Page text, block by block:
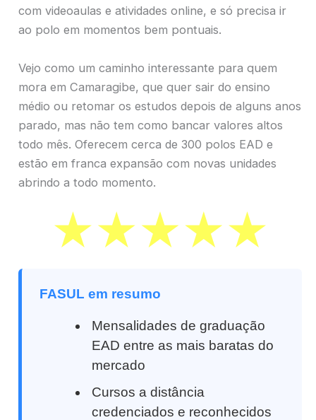
com videoaulas e atividades online, e só precisa ir
ao polo em momentos bem pontuais.
Vejo como um caminho interessante para quem
mora em Camaragibe, que quer sair do ensino
médio ou retomar os estudos depois de alguns anos
parado, mas não tem como bancar valores altos
todo mês. Oferecem cerca de 300 polos EAD e
estão em franca expansão com novas unidades
abrindo a todo momento.
FASUL em resumo
Mensalidades de graduação
EAD entre as mais baratas do
mercado
Cursos a distância
credenciados e reconhecidos